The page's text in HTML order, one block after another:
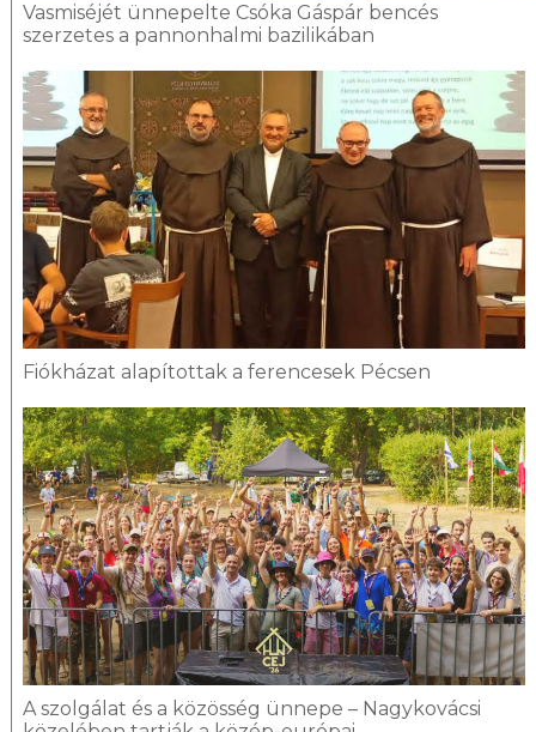
Vasmiséjét ünnepelte Csóka Gáspár bencés
szerzetes a pannonhalmi bazilikában
Fiókházat alapítottak a ferencesek Pécsen
A szolgálat és a közösség ünnepe – Nagykovácsi